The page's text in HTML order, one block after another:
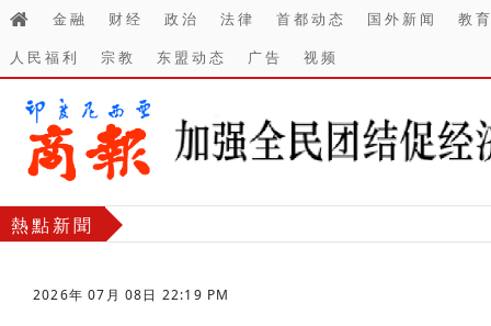
金融 财经 政治 法律 首都动态 国外新闻
教
人民福利
宗教 东盟动态 广告 视频
熱點新聞
2026年 07月 08日 22:19 PM